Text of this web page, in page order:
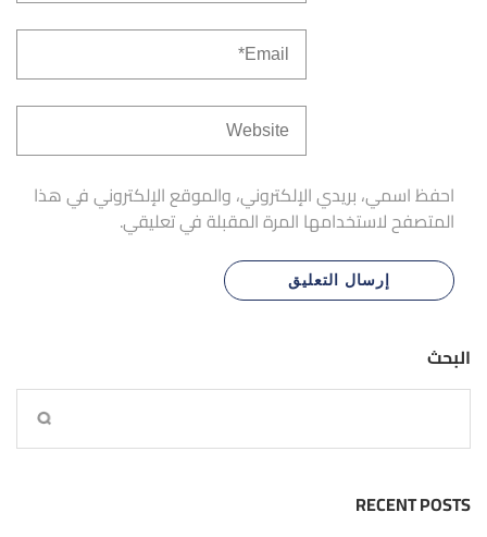
احفظ اسمي، بريدي الإلكتروني، والموقع الإلكتروني في هذا
المتصفح لاستخدامها المرة المقبلة في تعليقي.
البحث
RECENT POSTS